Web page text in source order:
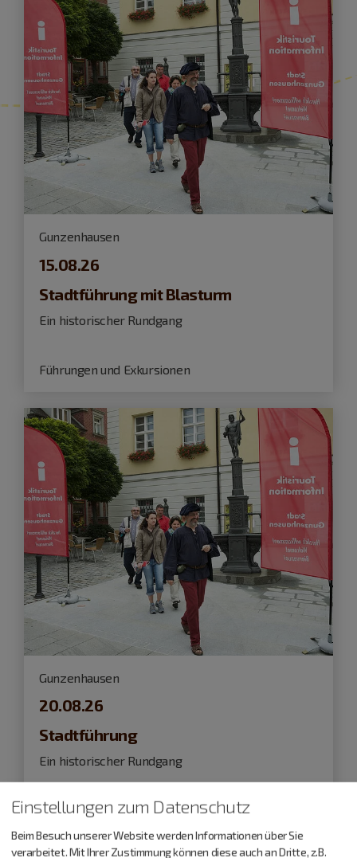
Gunzenhausen
15.08.26
Stadtführung mit Blasturm
Ein historischer Rundgang
Führungen und Exkursionen
Gunzenhausen
20.08.26
Stadtführung
Ein historischer Rundgang
Führungen und Exkursionen
Einstellungen zum Datenschutz
Beim Besuch unserer Website werden Informationen über Sie
verarbeitet. Mit Ihrer Zustimmung können diese auch an Dritte, z.B.